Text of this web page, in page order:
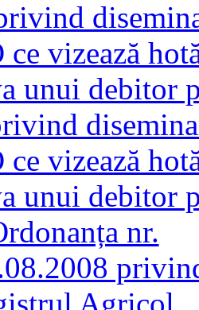
ce vizează
unui debitor